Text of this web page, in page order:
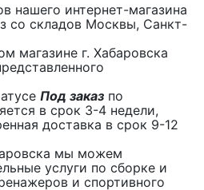
нашего интернет-магазина
со складов Москвы, Санкт-
магазине г. Хабаровска
Под заказ по
в срок 3-4 недели,
доставка в срок 9-12
мы можем
услуги по сборке и
и спортивного